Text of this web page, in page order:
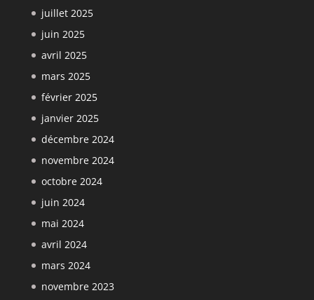
juillet 2025
juin 2025
avril 2025
mars 2025
février 2025
janvier 2025
décembre 2024
novembre 2024
octobre 2024
juin 2024
mai 2024
avril 2024
mars 2024
novembre 2023